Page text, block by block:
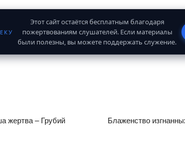
Этот сайт остаётся бесплатным благодаря
пожертвованиям слушателей. Если материалы
были полезны, вы можете поддержать служение.
жертва – Грубий
Блаженство